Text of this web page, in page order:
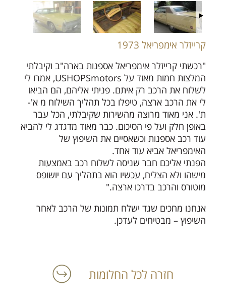
קרייזלר אימפריאל 1973
"רכשתי קרייזלר אימפריאל אספנות בארה"ב וקיבלתי
המלצות חמות מאוד על USHOPSmotors, אמרו לי
לשלוח את הרכב רק איתם. פניתי אליהם, הם הביאו
לי את הרכב ארצה, טיפלו בכל תהליך השילוח מ א'-
ת'. אני מאוד מרוצה מהשירות שקיבלתי, הכל עבר
באופן חלק ועל פי הסיכום. כבר מאוד מדגדג לי להביא
עוד רכב אספנות וכשאסיים את השיפוץ של
האימפריאל אביא עוד אחד.
הפנתי אליכם חבר שניסה לשלוח רכב באמצעות
מישהו ולא הצליח, עכשיו הוא בתהליך עם יושופס
מוטורס והרכב בדרכו ארצה."
אנחנו מחכים שגד ישלח תמונות של הרכב לאחר
השיפוץ – מבטיחים לעדכן.
חזרה לכל החלומות